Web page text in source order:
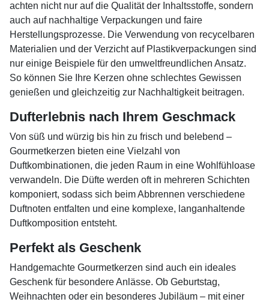
achten nicht nur auf die Qualität der Inhaltsstoffe, sondern
auch auf nachhaltige Verpackungen und faire
Herstellungsprozesse. Die Verwendung von recycelbaren
Materialien und der Verzicht auf Plastikverpackungen sind
nur einige Beispiele für den umweltfreundlichen Ansatz.
So können Sie Ihre Kerzen ohne schlechtes Gewissen
genießen und gleichzeitig zur Nachhaltigkeit beitragen.
Dufterlebnis nach Ihrem Geschmack
Von süß und würzig bis hin zu frisch und belebend –
Gourmetkerzen bieten eine Vielzahl von
Duftkombinationen, die jeden Raum in eine Wohlfühloase
verwandeln. Die Düfte werden oft in mehreren Schichten
komponiert, sodass sich beim Abbrennen verschiedene
Duftnoten entfalten und eine komplexe, langanhaltende
Duftkomposition entsteht.
Perfekt als Geschenk
Handgemachte Gourmetkerzen sind auch ein ideales
Geschenk für besondere Anlässe. Ob Geburtstag,
Weihnachten oder ein besonderes Jubiläum – mit einer